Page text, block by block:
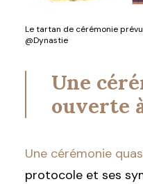
Le tartan de cérémonie
@Dynastie
Une
ouverte
Une cérémonie
protocole et ses